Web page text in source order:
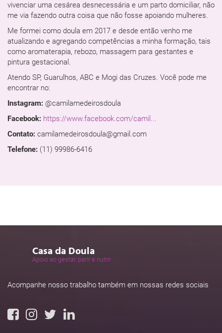
vivenciar uma cesárea desnecessária e um parto domiciliar, não
me via fazendo outra coisa que não fosse apoiando mulheres.
Me formei como doula em 2017 e desde então venho me
atualizando e agregando competências a minha formação, tais
como aromaterapia, rebozo, massagem para gestantes e
pintura gestacional.
Atendo SP, Guarulhos, ABC e Mogi das Cruzes. Você pode me
encontrar no:
Instagram: @camilamedeirosdoula
Facebook: https://www.facebook.com/camil...
Contato: camilamedeirosdoula@gmail.com
Telefone: (11) 99986-6416
Casa da Doula
Apoio ao gestar, parir e nutrir
Acompanhe nosso trabalho também em nossas redes sociais